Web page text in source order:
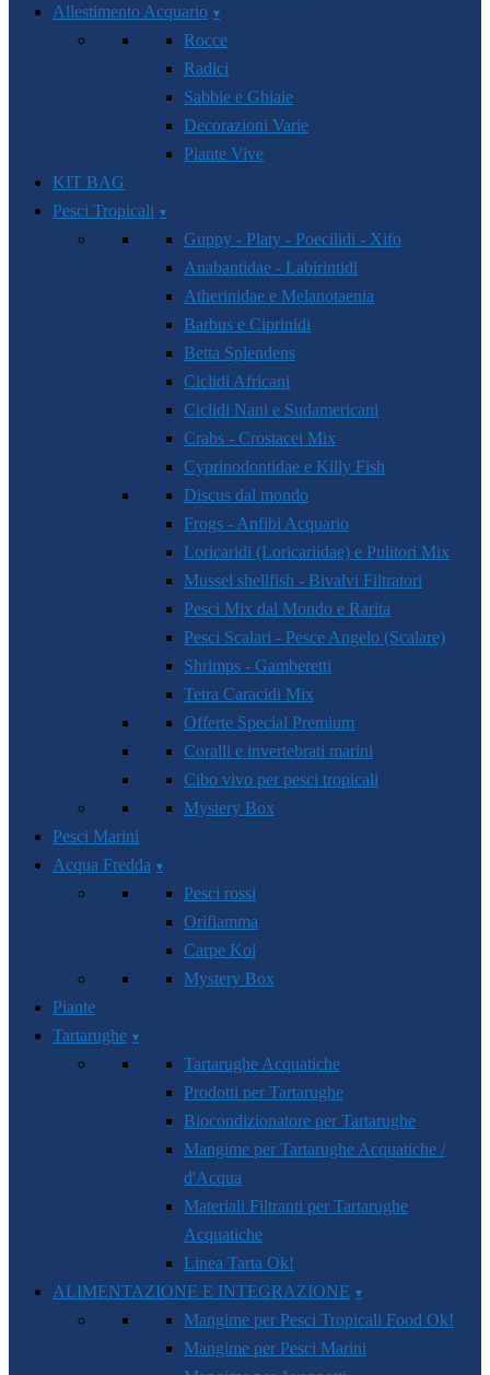
Allestimento Acquario
Rocce
Radici
Sabbie e Ghiaie
Decorazioni Varie
Piante Vive
KIT BAG
Pesci Tropicali
Guppy - Platy - Poecilidi - Xifo
Anabantidae - Labirintidi
Atherinidae e Melanotaenia
Barbus e Ciprinidi
Betta Splendens
Ciclidi Africani
Ciclidi Nani e Sudamericani
Crabs - Crostacei Mix
Cyprinodontidae e Killy Fish
Discus dal mondo
Frogs - Anfibi Acquario
Loricaridi (Loricariidae) e Pulitori Mix
Mussel shellfish - Bivalvi Filtratori
Pesci Mix dal Mondo e Rarita
Pesci Scalari - Pesce Angelo (Scalare)
Shrimps - Gamberetti
Tetra Caracidi Mix
Offerte Special Premium
Coralli e invertebrati marini
Cibo vivo per pesci tropicali
Mystery Box
Pesci Marini
Acqua Fredda
Pesci rossi
Orifiamma
Carpe Koi
Mystery Box
Piante
Tartarughe
Tartarughe Acquatiche
Prodotti per Tartarughe
Biocondizionatore per Tartarughe
Mangime per Tartarughe Acquatiche /
d'Acqua
Materiali Filtranti per Tartarughe
Acquatiche
Linea Tarta Ok!
ALIMENTAZIONE E INTEGRAZIONE
Mangime per Pesci Tropicali Food Ok!
Mangime per Pesci Marini